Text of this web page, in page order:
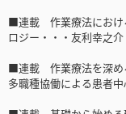
■連載 作業療法におけ
ロジー・・・友利幸之介
■連載 作業療法を深
多職種協働による患者